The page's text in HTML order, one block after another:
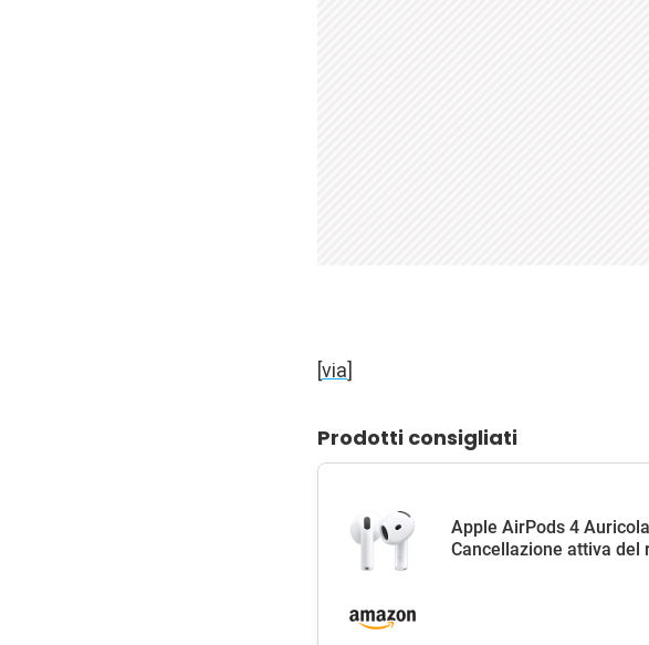
[via]
Prodotti consigliati
Apple AirPods 4
Cancellazione attiva del